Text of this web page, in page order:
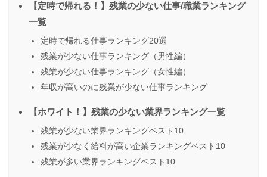
【定時で帰れる！】残業の少ない仕事/職業ランキング
一覧
定時で帰れる仕事ランキング20選
残業が少ない仕事ランキング（男性編）
残業が少ない仕事ランキング（女性編）
年収が高いのに残業が少ない仕事ランキング
【ホワイト！】残業の少ない業界ランキング一覧
残業が少ない業界ランキングベスト10
残業が少なく給料が高い企業ランキングベスト10
残業が多い業界ランキングベスト10